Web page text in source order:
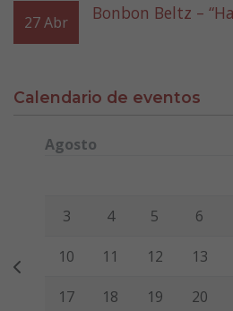
27Abr Bonbon Beltz –
Calendario de eventos
Agosto
3 4 5 6
10 11 12 13
17 18 19 20